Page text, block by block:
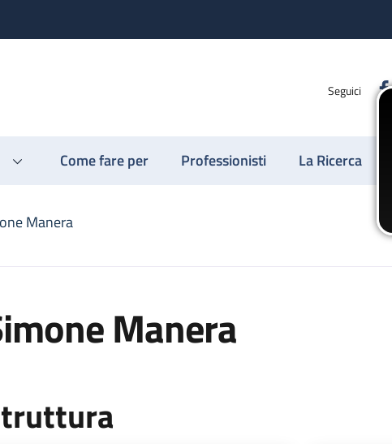
Seguici
Come fare per Professionisti La Ricerca
Manera
Manera